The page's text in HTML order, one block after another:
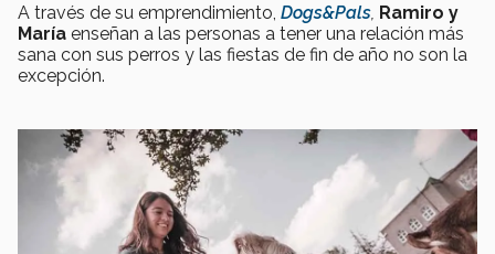
A través de su emprendimiento, Dogs&Pals Ramiro y
María enseñan a las personas a tener una relación más
sana con sus perros y las fiestas de fin de año no son la
excepción.